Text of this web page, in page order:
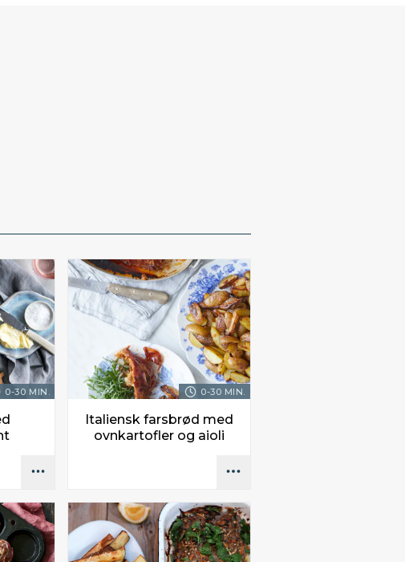
0-30 MIN. 0-30 MIN.
Italiensk farsbrød med
ovnkartofler og aioli